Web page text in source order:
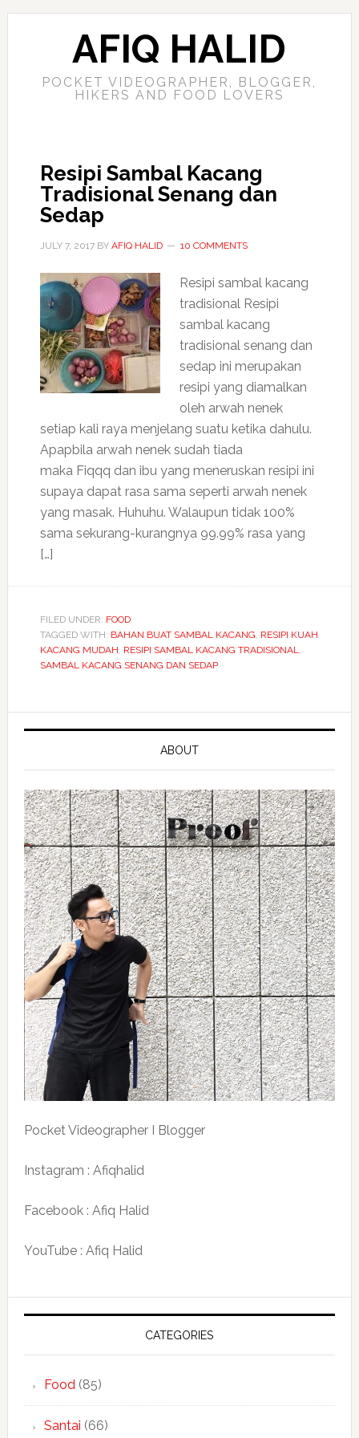
AFIQ HALID
POCKET VIDEOGRAPHER, BLOGGER,
HIKERS AND FOOD LOVERS
Resipi Sambal Kacang
Tradisional Senang dan
Sedap
JULY 7, 2017BY AFIQ HALID 10 COMMENTS
Resipi sambal kacang
tradisional Resipi
sambal kacang
tradisional senang dan
sedap ini merupakan
resipi yang diamalkan
oleh arwah nenek
setiap kali raya menjelang suatu ketika dahulu.
Apapbila arwah nenek sudah tiada
maka Fiqqq dan ibu yang meneruskan resipi ini
supaya dapat rasa sama seperti arwah nenek
yang masak. Huhuhu. Walaupun tidak 100%
sama sekurang-kurangnya 99.99% rasa yang
[…]
FILED UNDER: FOOD
TAGGED WITH: BAHAN BUAT SAMBAL KACANG, RESIPI KUAH
KACANG MUDAH, RESIPI SAMBAL KACANG TRADISIONAL,
SAMBAL KACANG SENANG DAN SEDAP
ABOUT
Pocket Videographer I Blogger
Instagram : Afiqhalid
Facebook : Afiq Halid
YouTube : Afiq Halid
CATEGORIES
Food(85)
Santai (66)